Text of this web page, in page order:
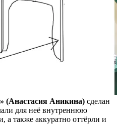
(Анастасия Аникина) сделан
для неё внутреннюю
также аккуратно оттёрли и